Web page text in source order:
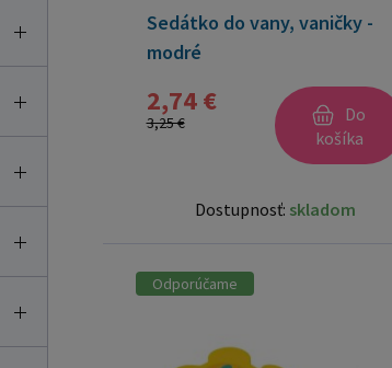
Sedátko do vany, vaničky -
modré
2,74 €
3,25 €
Do
košíka
Dostupnosť: skladom
Odporúčame